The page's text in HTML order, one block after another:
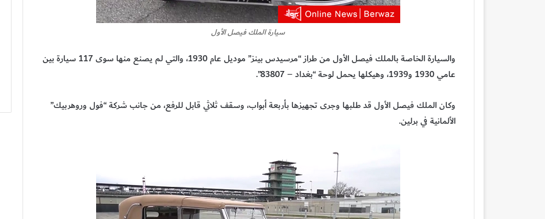
سيارة الملك فيصل الأول
والسيارة الخاصة بالملك فيصل الأول من طراز “مرسيدس بينز” موديل عام 1930، والتي لم يصنع منها سوى 117 سيارة بين
عامي 1930 و1939، وهيكلها يحمل لوحة “بغداد – 83807”.
وكان الملك فيصل الأول قد طلبها وجرى تجهيزها بأربعة أبواب، وسقف ثلاثي قابل للرفع، من جانب شركة “فول وروهربيك”
الألمانية في برلين.